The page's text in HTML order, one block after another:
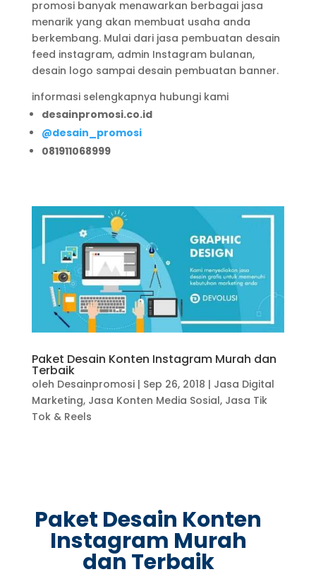
promosi banyak menawarkan berbagai jasa
menarik yang akan membuat usaha anda
berkembang. Mulai dari jasa pembuatan desain
feed instagram, admin Instagram bulanan,
desain logo sampai desain pembuatan banner.
informasi selengkapnya hubungi kami
desainpromosi.co.id
@desain_promosi
081911068999
Paket Desain Konten Instagram Murah dan
Terbaik
oleh Desainpromosi| Sep 26, 2018 | Jasa Digital
Marketing, Jasa Konten Media Sosial, Jasa Tik
Tok & Reels
Paket Desain Konten
Instagram Murah
dan Terbaik